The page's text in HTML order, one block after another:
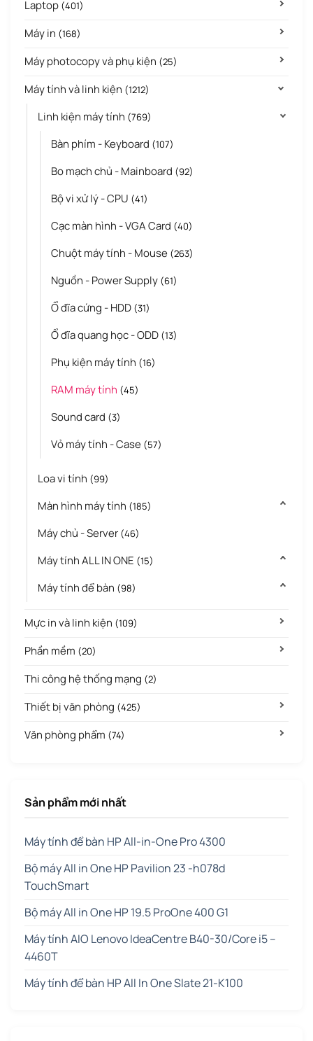
Laptop (401)
Máy in (168)
Máy photocopy và phụ kiện (25)
Máy tính và linh kiện (1212)
Linh kiện máy tính (769)
Bàn phím - Keyboard (107)
Bo mạch chủ - Mainboard (92)
Bộ vi xử lý - CPU (41)
Cạc màn hình - VGA Card (40)
Chuột máy tính - Mouse (263)
Nguồn - Power Supply (61)
Ổ đĩa cứng - HDD (31)
Ổ đĩa quang học - ODD (13)
Phụ kiện máy tính (16)
RAM máy tính (45)
Sound card (3)
Vỏ máy tính - Case (57)
Loa vi tính (99)
Màn hình máy tính (185)
Máy chủ - Server (46)
Máy tính ALL IN ONE (15)
Máy tính để bàn (98)
Mực in và linh kiện (109)
Phần mềm (20)
Thi công hệ thống mạng (2)
Thiết bị văn phòng (425)
Văn phòng phẩm (74)
Sản phẩm mới nhất
Máy tính để bàn HP All-in-One Pro 4300
Bộ máy All in One HP Pavilion 23 -h078d
TouchSmart
Bộ máy All in One HP 19.5 ProOne 400 G1
Máy tính AIO Lenovo IdeaCentre B40-30/Core i5 –
4460T
Máy tính để bàn HP All In One Slate 21-K100